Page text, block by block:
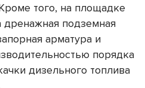
того, на площадке
подземная
арматура и
порядка
дизельного топлива